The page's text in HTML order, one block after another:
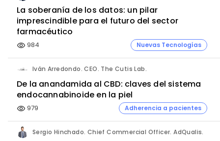
La soberanía de los datos: un pilar
imprescindible para el futuro del sector
farmacéutico
visibility 984 Nuevas Tecnologías
Iván Arredondo. CEO. The Cutis Lab.
De la anandamida al CBD: claves del sistema
endocannabinoide en la piel
visibility 979 Adherencia a pacientes
Sergio Hinchado. Chief Commercial Officer. AdQualis.